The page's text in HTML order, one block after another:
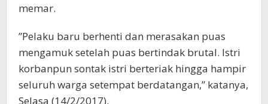
memar.
‪”Pelaku baru berhenti dan merasakan puas
mengamuk setelah puas bertindak brutal. Istri
korbanpun sontak istri berteriak hingga hampir
seluruh warga setempat berdatangan,” katanya,
Selasa (14/2/2017).